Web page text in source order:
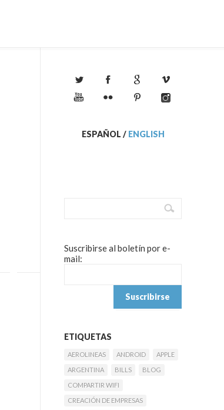
ESPAÑOL / ENGLISH
Suscribirse al boletín por e-
mail:
ETIQUETAS
AEROLINEAS ANDROID
APPLE
ARGENTINA
BILLS
BLOG
COMPARTIR WIFI
CREACIÓN DE EMPRESAS